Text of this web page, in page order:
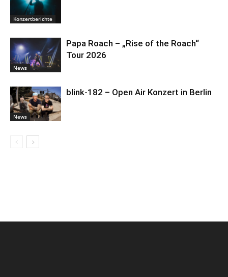
Konzertberichte
News
Papa Roach – „Rise of the Roach“
Tour 2026
News
blink-182 – Open Air Konzert in Berlin